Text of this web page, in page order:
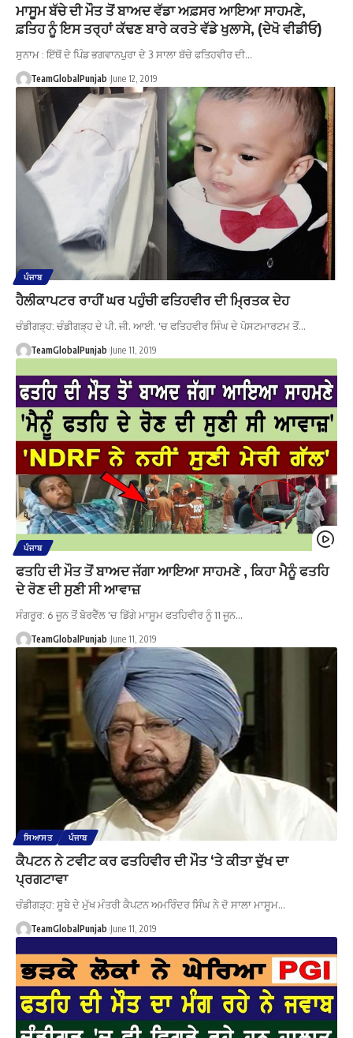
ਮਾਸੂਮ ਬੱਚੇ ਦੀ ਮੌਤ ਤੋਂ ਬਾਅਦ ਵੱਡਾ ਅਫ਼ਸਰ ਆਇਆ ਸਾਹਮਣੇ,
ਫ਼ਤਿਹ ਨੂੰ ਇਸ ਤਰ੍ਹਾਂ ਕੱਢਣ ਬਾਰੇ ਕਰਤੇ ਵੱਡੇ ਖੁਲਾਸੇ, (ਦੇਖੋ ਵੀਡੀਓ)
ਸੁਨਾਮ : ਇੱਥੋਂ ਦੇ ਪਿੰਡ ਭਗਵਾਨਪੁਰਾ ਦੇ 3 ਸਾਲਾ ਬੱਚੇ ਫਤਿਹਵੀਰ ਦੀ…
TeamGlobalPunjab June 12, 2019
ਪੰਜਾਬ
ਹੈਲੀਕਾਪਟਰ ਰਾਹੀਂ ਘਰ ਪਹੁੰਚੀ ਫਤਿਹਵੀਰ ਦੀ ਮ੍ਰਿਤਕ ਦੇਹ
ਚੰਡੀਗੜ੍ਹ: ਚੰਡੀਗੜ੍ਹ ਦੇ ਪੀ. ਜੀ. ਆਈ. 'ਚ ਫਤਿਹਵੀਰ ਸਿੰਘ ਦੇ ਪੋਸਟਮਾਰਟਮ ਤੋਂ…
TeamGlobalPunjab June 11, 2019
ਪੰਜਾਬ
ਫਤਹਿ ਦੀ ਮੌਤ ਤੋਂ ਬਾਅਦ ਜੱਗਾ ਆਇਆ ਸਾਹਮਣੇ , ਕਿਹਾ ਮੈਨੂੰ ਫਤਹਿ
ਦੇ ਰੋਣ ਦੀ ਸੁਣੀ ਸੀ ਆਵਾਜ਼
ਸੰਗਰੂਰ: 6 ਜੂਨ ਤੋਂ ਬੋਰਵੈੱਲ 'ਚ ਡਿੱਗੇ ਮਾਸੂਮ ਫਤਹਿਵੀਰ ਨੂੰ 11 ਜੂਨ…
TeamGlobalPunjab June 11, 2019
ਸਿਆਸਤ ਪੰਜਾਬ
ਕੈਪਟਨ ਨੇ ਟਵੀਟ ਕਰ ਫਤਹਿਵੀਰ ਦੀ ਮੌਤ ‘ਤੇ ਕੀਤਾ ਦੁੱਖ ਦਾ
ਪ੍ਰਗਟਾਵਾ
ਚੰਡੀਗੜ੍ਹ: ਸੂਬੇ ਦੇ ਮੁੱਖ ਮੰਤਰੀ ਕੈਪਟਨ ਅਮਰਿੰਦਰ ਸਿੰਘ ਨੇ ਦੋ ਸਾਲਾ ਮਾਸੂਮ…
TeamGlobalPunjab June 11, 2019